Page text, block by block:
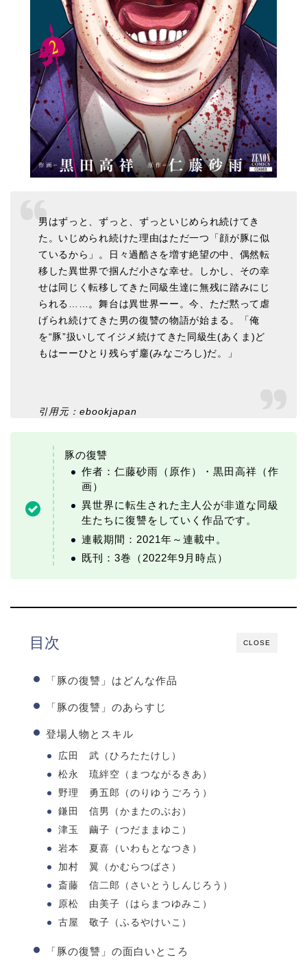
男はずっと、ずっと、ずっといじめられ続けてき
た。いじめられ続けた理由はただ一つ「顔が豚に似
ているから」。日々過酷さを増す絶望の中、偶然転
移した異世界で掴んだ小さな幸せ。しかし、その幸
せは同じく転移してきた同級生達に無残に踏みにじ
られる……。舞台は異世界ーー。今、ただ黙って虐
げられ続けてきた男の復讐の物語が始まる。「俺
を“豚”扱いしてイジメ続けてきた同級生(あくま)ど
もはーーひとり残らず鏖(みなごろし)だ。」
引用元：ebookjapan
豚の復讐
作者：仁藤砂雨（原作）・黒田高祥（作
画）
異世界に転生された主人公が非道な同級
生たちに復讐をしていく作品です。
連載期間：2021年～連載中。
既刊：3巻（2022年9月時点）
CLOSE
目次
「豚の復讐」はどんな作品
「豚の復讐」のあらすじ
登場人物とスキル
広田 武（ひろたたけし）
松永 琉絆空（まつながるきあ）
野理 勇五郎（のりゆうごろう）
鎌田 信男（かまたのぶお）
津玉 繭子（つだままゆこ）
岩本 夏喜（いわもとなつき）
加村 翼（かむらつばさ）
斎藤 信二郎（さいとうしんじろう）
原松 由美子（はらまつゆみこ）
古屋 敬子（ふるやけいこ）
「豚の復讐」の面白いところ